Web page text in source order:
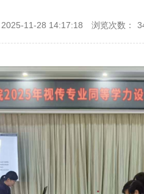
11-28 14:17:18 浏览次数：